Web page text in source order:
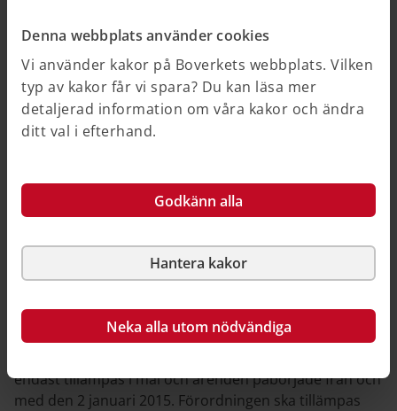
Denna webbplats använder cookies
Vi använder kakor på Boverkets webbplats. Vilken
typ av kakor får vi spara? Du kan läsa mer
detaljerad information om våra kakor och ändra
ditt val i efterhand.
Godkänn alla
Hantera kakor
Neka alla utom nödvändiga
Plan- och bygglag (2010:900) 1 kap. 4 §
Förordning (2015:216) om trafikbuller vid
bostadsbyggnader 1–8 §§
Miljöbalk (1998:808) 9 kap. 12 §
Kan riktvärdena i förordningen om
äldre ärenden?
endast tillämpas i mål och ärenden påbörjade från och
med den 2 januari 2015. Förordningen ska tillämpas